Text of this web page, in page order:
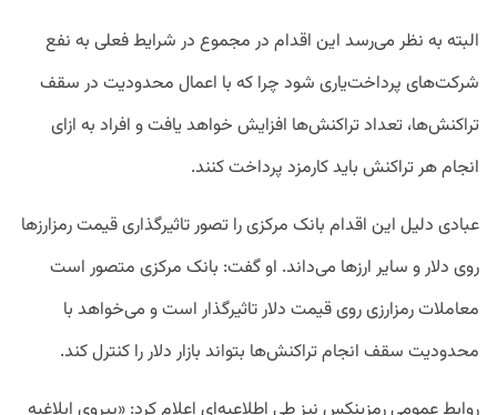
البته به نظر می‌رسد این اقدام در مجموع در شرایط فعلی به نفع
شرکت‌های پرداخت‌یاری شود چرا که با اعمال محدودیت در سقف
تراکنش‌ها، تعداد تراکنش‌ها افزایش خواهد یافت و افراد به ازای
انجام هر تراکنش باید کارمزد پرداخت کنند.
عبادی دلیل این اقدام بانک مرکزی را تصور تاثیرگذاری قیمت رمزارزها
روی دلار و سایر ارزها می‌داند. او گفت: بانک مرکزی متصور است
معاملات رمزارزی روی قیمت دلار تاثیرگذار است و می‌خواهد با
محدودیت سقف انجام تراکنش‌ها بتواند بازار دلار را کنترل کند.